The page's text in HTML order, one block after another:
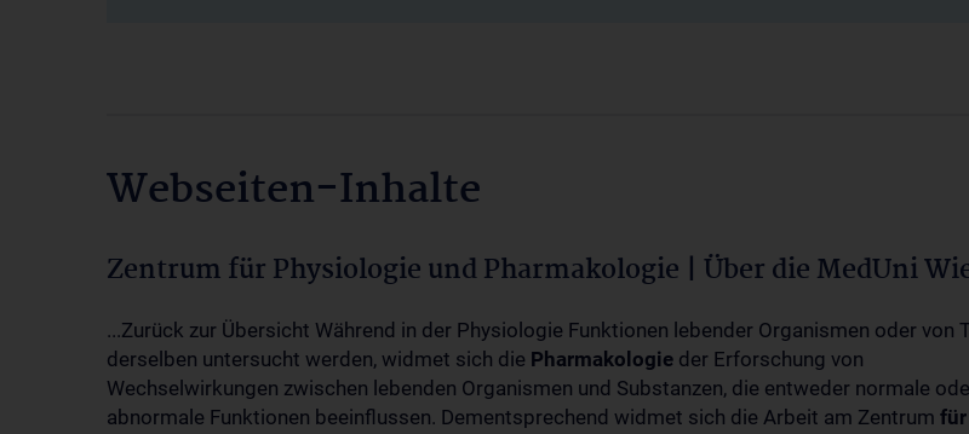
Webseiten-Inhalte
Zentrum für Physiologie und Pharmakologie | Über die MedUni
...Zurück zur Übersicht Während in der Physiologie Funktionen lebender Organismen oder von
derselben untersucht werden, widmet sich die Pharmakologie der Erforschung von
Wechselwirkungen zwischen lebenden Organismen und Substanzen, die entweder normale
abnormale Funktionen beeinflussen. Dementsprechend widmet sich die Arbeit am Zentrum für